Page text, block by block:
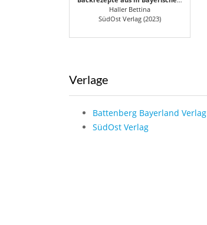
Haller Bettina
SüdOst Verlag (2023)
Verlage
Battenberg Bayerland Verlag
SüdOst Verlag